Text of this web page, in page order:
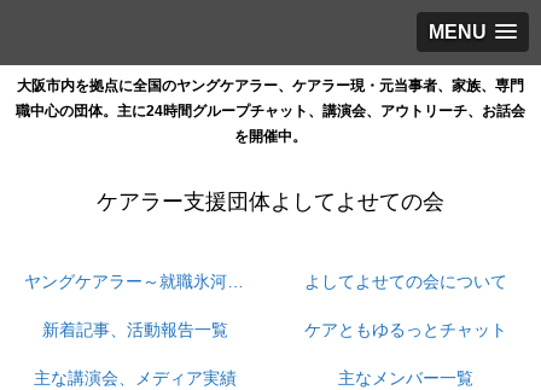
MENU
大阪市内を拠点に全国のヤングケアラー、ケアラー現・元当事者、家族、専門
職中心の団体。主に24時間グループチャット、講演会、アウトリーチ、お話会
を開催中。
ケアラー支援団体よしてよせての会
ヤングケアラー～就職氷河期ケアラーの孤立と情報格差と支援の狭間をなくす よしてよせての会について
新着記事、活動報告一覧 ケアともゆるっとチャット
主な講演会、メディア実績 主なメンバー一覧